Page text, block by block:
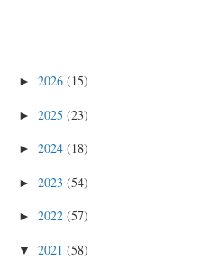
► 2026 (15)
► 2025 (23)
► 2024 (18)
► 2023 (54)
► 2022 (57)
▼ 2021 (58)